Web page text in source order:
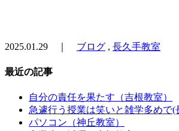
2025.01.29 ｜ ブログ , 長久手教室
最近の記事
自分の責任を果たす（吉根教室）
急遽行う授業は笑いと雑学多めで(
パソコン（神丘教室）